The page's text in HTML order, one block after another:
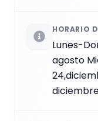
HORARIO
Lunes-
agosto